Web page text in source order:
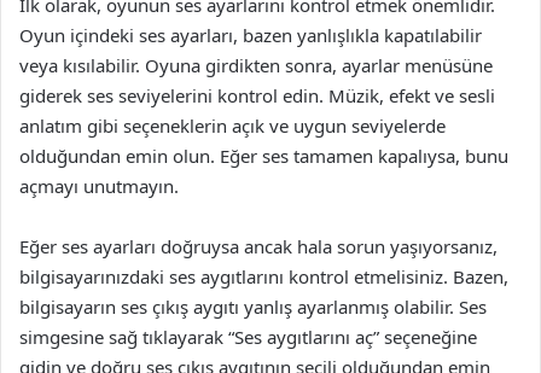
İlk olarak, oyunun ses ayarlarını kontrol etmek önemlidir.
Oyun içindeki ses ayarları, bazen yanlışlıkla kapatılabilir
veya kısılabilir. Oyuna girdikten sonra, ayarlar menüsüne
giderek ses seviyelerini kontrol edin. Müzik, efekt ve sesli
anlatım gibi seçeneklerin açık ve uygun seviyelerde
olduğundan emin olun. Eğer ses tamamen kapalıysa, bunu
açmayı unutmayın.
Eğer ses ayarları doğruysa ancak hala sorun yaşıyorsanız,
bilgisayarınızdaki ses aygıtlarını kontrol etmelisiniz. Bazen,
bilgisayarın ses çıkış aygıtı yanlış ayarlanmış olabilir. Ses
simgesine sağ tıklayarak “Ses aygıtlarını aç” seçeneğine
gidin ve doğru ses çıkış aygıtının seçili olduğundan emin